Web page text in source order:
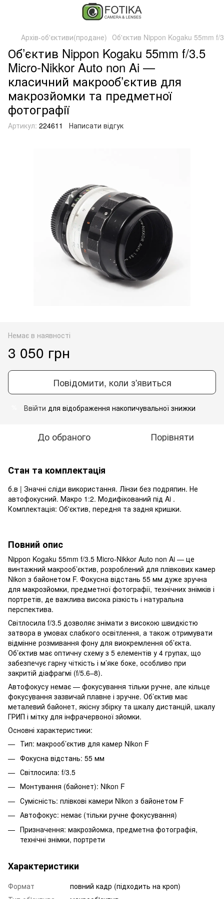
Архів-об'єктиви(продане) Об'єктив Nippon Kogaku 55mm f/
Об’єктив Nippon Kogaku 55mm f/3.5
Micro-Nikkor Auto non Ai —
класичний макрооб’єктив для
макрозйомки та предметної
фотографії
Артикул: 224611 Написати відгук
Немає в наявності
3 050 грн
Повідомити, коли з'явиться
Ввійти для відображення накопичувальної знижки
До обраного Порівняти
Стан та комплектація
б.в | Значні сліди використання. Лінзи без подряпин. Не
автофокусний. Макро 1:2. Модифікований під Ai .
Комплектація: Об'єктив, передня та задня кришки.
Повний опис
Nippon Kogaku 55mm f/3.5 Micro-Nikkor Auto non Ai — це
винтажний макрооб’єктив, розроблений для плівкових камер
Nikon з байонетом F. Фокусна відстань 55 мм дуже зручна
для макрозйомки, предметної фотографії, технічних знімків і
портретів, де важлива висока різкість і натуральна
перспектива.
Світлосила f/3.5 дозволяє знімати з високою швидкістю
затвора в умовах слабкого освітлення, а також отримувати
відмінне розмивання фону для виокремлення об’єкта.
Об’єктив має оптичну схему з 5 елементів у 4 групах, що
забезпечує гарну чіткість і м’яке боке, особливо при
закритій діафрагмі (f/5.6–8).​
Автофокусу немає — фокусування тільки ручне, але кільце
фокусування зазвичай плавне і зручне. Об’єктив має
металевий байонет, якісну збірку та шкалу дистанцій, шкалу
ГРИП і мітку для інфрачервоної зйомки.​
Основні характеристики:
Тип: макрооб’єктив для камер Nikon F
Фокусна відстань: 55 мм
Світлосила: f/3.5
Монтування (байонет): Nikon F
Сумісність: плівкові камери Nikon з байонетом F
Автофокус: немає (тільки ручне фокусування)
Призначення: макрозйомка, предметна фотографія,
технічні знімки, портрети
Характеристики
Формат
повний кадр (підходить на кроп)